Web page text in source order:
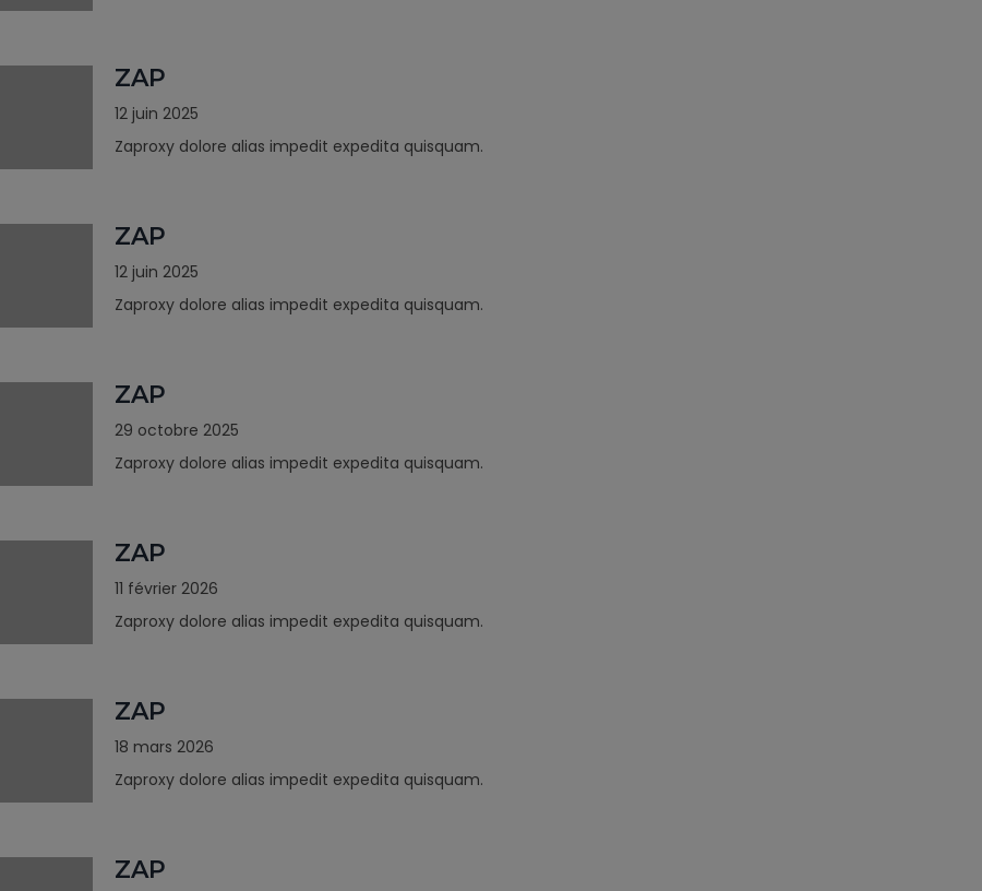
ZAP
12 juin 2025
Zaproxy dolore alias impedit expedita quisquam.
ZAP
12 juin 2025
Zaproxy dolore alias impedit expedita quisquam.
ZAP
29 octobre 2025
Zaproxy dolore alias impedit expedita quisquam.
ZAP
11 février 2026
Zaproxy dolore alias impedit expedita quisquam.
ZAP
18 mars 2026
Zaproxy dolore alias impedit expedita quisquam.
ZAP